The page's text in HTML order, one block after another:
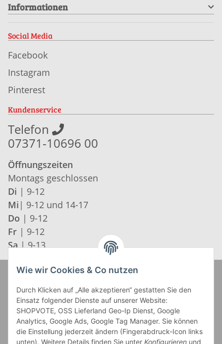
Informationen
Social Media
Facebook
Instagram
Pinterest
Kundenservice
Telefon
07371-10696 00
Öffnungszeiten
Montags geschlossen
Di | 9-12
Mi | 9-12 und 14-17
Do | 9-12
Fr | 9-12
Sa | 9-13
Wie wir Cookies & Co nutzen
Durch Klicken auf „Alle akzeptieren“ gestatten Sie den
Einsatz folgender Dienste auf unserer Website:
SHOPVOTE, OSS Lieferland Geo-Ip Dienst, Google
Analytics, Google Ads, Google Tag Manager. Sie können
die Einstellung jederzeit ändern (Fingerabdruck-Icon links
unten). Weitere Details finden Sie unter Konfigurieren und